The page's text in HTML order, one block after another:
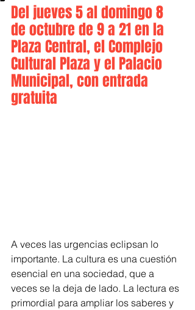
Del jueves 5 al domingo 8
de octubre de 9 a 21 en la
Plaza Central, el Complejo
Cultural Plaza y el Palacio
Municipal, con entrada
gratuita
A veces las urgencias eclipsan lo
importante. La cultura es una cuestión
esencial en una sociedad, que a
veces se la deja de lado. La lectura es
primordial para ampliar los saberes y